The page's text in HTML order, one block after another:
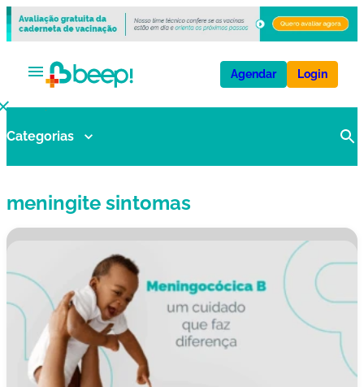
V
a
n
x
a
m
e
Agendar Login
Categorias
meningite sintomas